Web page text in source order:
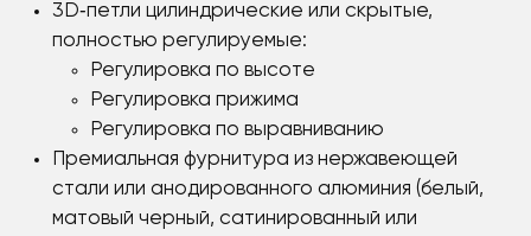
3D‑петли цилиндрические или скрытые,
полностью регулируемые:
Регулировка по высоте
Регулировка прижима
Регулировка по выравниванию
Премиальная фурнитура из нержавеющей
стали или анодированного алюминия (белый,
матовый черный, сатинированный или